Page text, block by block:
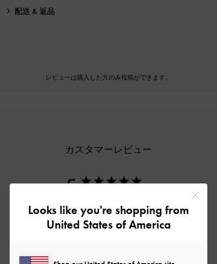
配送 & 返品
レビューは購入した方のみ投稿ができます。
カスタマーレビュー
5
5
1
4
0
2
Looks like you're shopping from
United States of America